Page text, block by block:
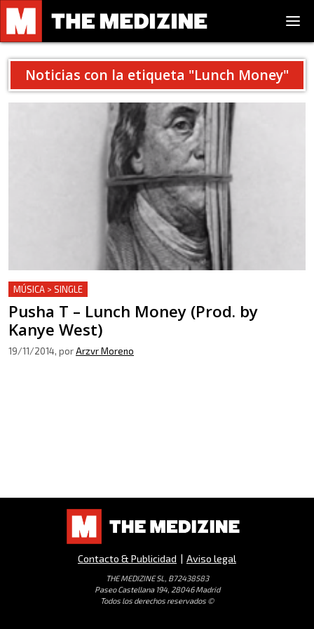
Noticias con la etiqueta "Lunch Money"
MÚSICA > SINGLE
Pusha T – Lunch Money (Prod. by
Kanye West)
19/11/2014, porArzvr Moreno
Contacto & Publicidad | Aviso legal
THE MEDIZINE SL, B72438583
Paseo Castellana 194, 28046 Madrid
Todos los derechos reservados ©